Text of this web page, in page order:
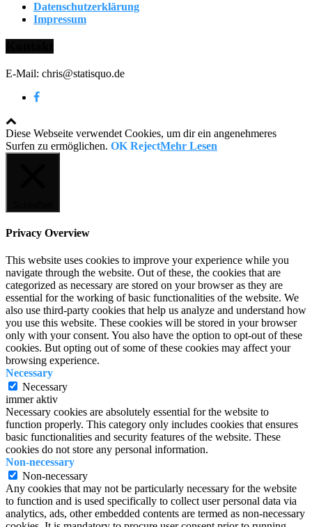
Datenschutzerklärung
Impressum
E-Mail: chris@statisquo.de
Diese Webseite verwendet Cookies, um dir ein angenehmeres
Surfen zu ermöglichen. OK RejectMehr Lesen
Privacy Overview
This website uses cookies to improve your experience while you
navigate through the website. Out of these, the cookies that are
categorized as necessary are stored on your browser as they are
essential for the working of basic functionalities of the website. We
also use third-party cookies that help us analyze and understand how
you use this website. These cookies will be stored in your browser
only with your consent. You also have the option to opt-out of these
cookies. But opting out of some of these cookies may affect your
browsing experience.
Necessary
Necessary
immer aktiv
Necessary cookies are absolutely essential for the website to
function properly. This category only includes cookies that ensures
basic functionalities and security features of the website. These
cookies do not store any personal information.
Non-necessary
Non-necessary
Any cookies that may not be particularly necessary for the website
to function and is used specifically to collect user personal data via
analytics, ads, other embedded contents are termed as non-necessary